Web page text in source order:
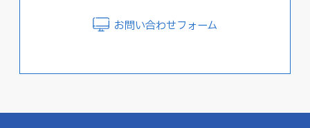
お問い合わせフォーム